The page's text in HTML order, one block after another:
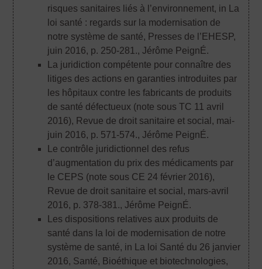
risques sanitaires liés à l’environnement, in La
loi santé : regards sur la modernisation de
notre système de santé, Presses de l’EHESP,
juin 2016, p. 250-281., Jérôme PeignÉ.
La juridiction compétente pour connaître des
litiges des actions en garanties introduites par
les hôpitaux contre les fabricants de produits
de santé défectueux (note sous TC 11 avril
2016), Revue de droit sanitaire et social, mai-
juin 2016, p. 571-574., Jérôme PeignÉ.
Le contrôle juridictionnel des refus
d’augmentation du prix des médicaments par
le CEPS (note sous CE 24 février 2016),
Revue de droit sanitaire et social, mars-avril
2016, p. 378-381., Jérôme PeignÉ.
Les dispositions relatives aux produits de
santé dans la loi de modernisation de notre
système de santé, in La loi Santé du 26 janvier
2016, Santé, Bioéthique et biotechnologies,